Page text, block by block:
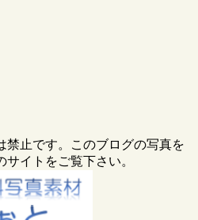
禁止です。このブログの写真を
イトをご覧下さい。